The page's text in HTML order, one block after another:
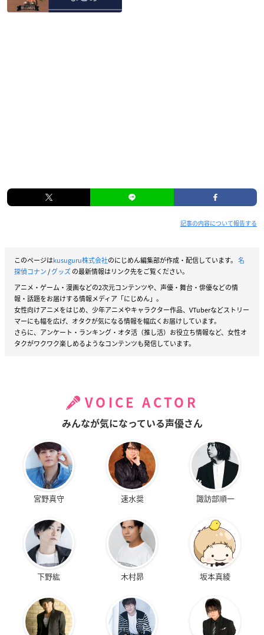
記事の内容について報告する
このページはkusuguru株式会社のにじめん編集部が作成・配信しています。 名
探偵コナン/グッズの最新情報はリンク先をご覧ください。
アニメ・ゲーム・漫画などの2次元コンテンツや、声優・舞台・俳優などの情
報・話題をお届けする情報メディア「にじめん」。
女性向けアニメをはじめ、少年アニメやキャラクター作品、VTuberなどストリー
マーにも幅を広げ、オタクが気になる情報を幅広くお届けしています。
さらに、アンケート・ランキング・オタ活（推し活）お役立ち情報など、女性オ
タクがワクワク楽しめるようなコンテンツも発信しています。
VOICE ACTOR
みんなが気になっている声優さん
宮野真守 速水奨 諏訪部順一
下野紘 木村昴 坂本真綾